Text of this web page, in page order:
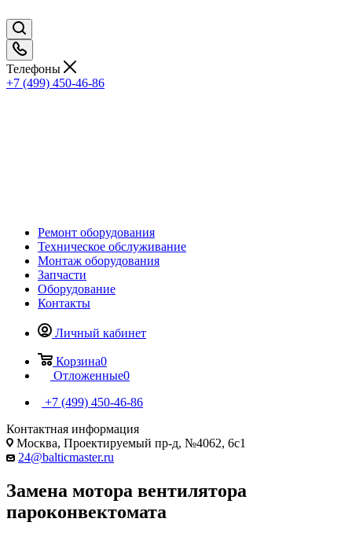
Телефоны
+7 (499) 450-46-86
Ремонт оборудования
Техническое обслуживание
Монтаж оборудования
Запчасти
Оборудование
Контакты
Личный кабинет
Корзина0
Отложенные0
+7 (499) 450-46-86
Контактная информация
Москва, Проектируемый пр-д, №4062, 6с1
24@balticmaster.ru
Замена мотора вентилятора
пароконвектомата